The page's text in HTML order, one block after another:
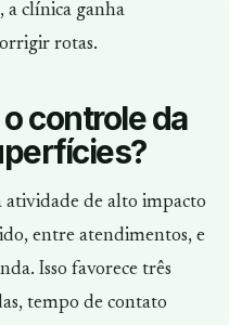
a clínica ganha
rotas.
controle da
atividade de alto impacto
entre atendimentos, e
Isso favorece três
tempo de contato